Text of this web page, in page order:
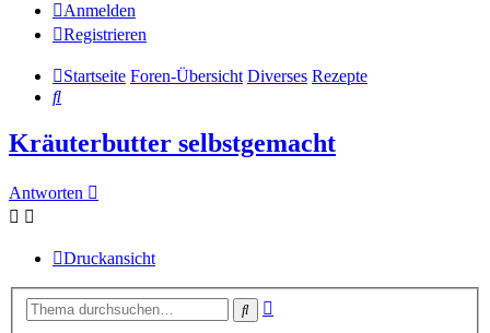
Anmelden
Registrieren
Startseite Foren-Übersicht Diverses Rezepte
Suche
Kräuterbutter selbstgemacht
Antworten
Druckansicht
Suche